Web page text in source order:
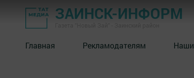
ЗАИНСК-ИНФОРМ
Главная Рекламодателям Наши